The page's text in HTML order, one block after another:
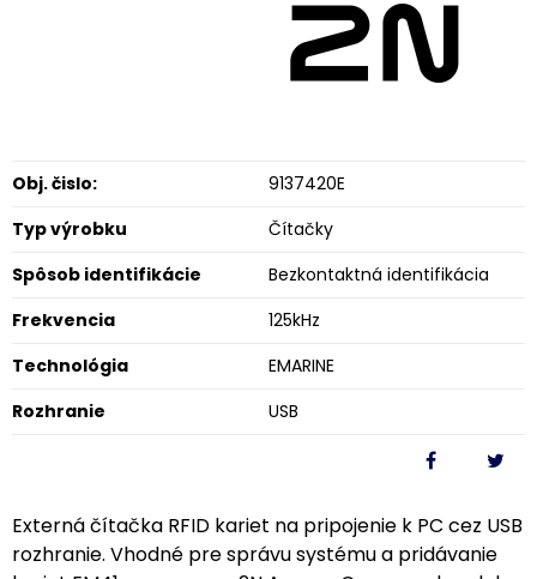
Obj. čislo:
9137420E
Typ výrobku
Čítačky
Spôsob identifikácie
Bezkontaktná identifikácia
Frekvencia
125kHz
Technológia
EMARINE
Rozhranie
USB
Externá čítačka RFID kariet na pripojenie k PC cez USB
rozhranie. Vhodné pre správu systému a pridávanie